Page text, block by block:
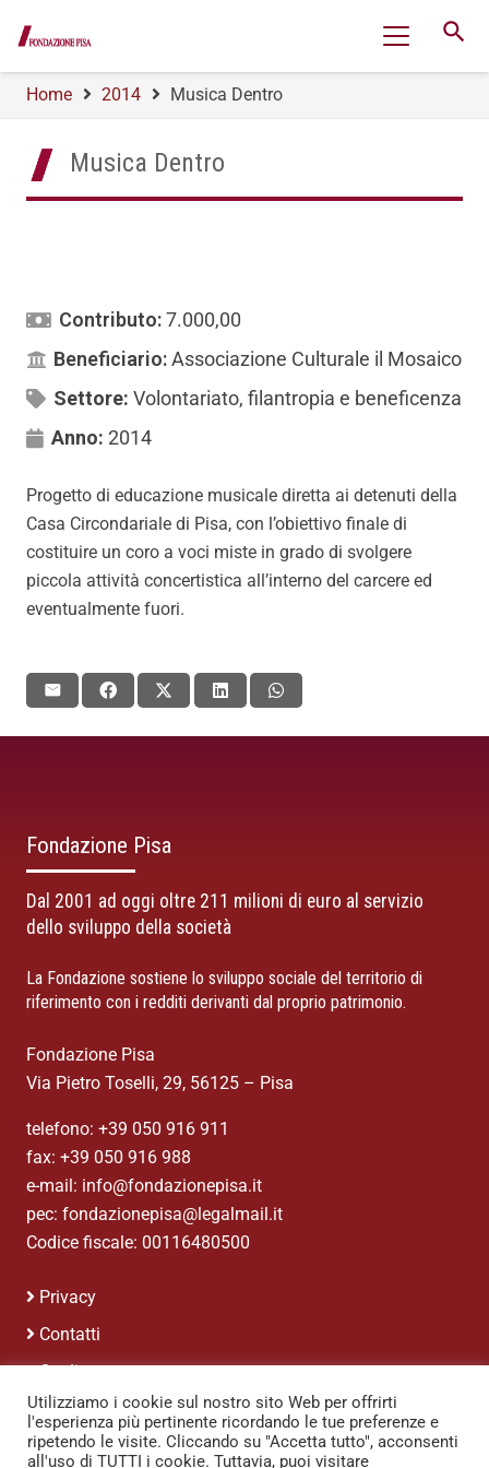
search
Home 2014 Musica Dentro
Musica Dentro
Contributo:7.000,00
Beneficiario:Associazione Culturale il Mosaico
Settore: Volontariato, filantropia e beneficenza
Anno: 2014
Progetto di educazione musicale diretta ai detenuti della
Casa Circondariale di Pisa, con l’obiettivo finale di
costituire un coro a voci miste in grado di svolgere
piccola attività concertistica all’interno del carcere ed
eventualmente fuori.
Fondazione Pisa
Dal 2001 ad oggi oltre 211 milioni di euro al servizio
dello sviluppo della società
La Fondazione sostiene lo sviluppo sociale del territorio di
riferimento con i redditi derivanti dal proprio patrimonio.
Fondazione Pisa
Via Pietro Toselli, 29, 56125 – Pisa
telefono: +39 050 916 911
fax: +39 050 916 988
e-mail: info@fondazionepisa.it
pec: fondazionepisa@legalmail.it
Codice fiscale: 00116480500
Privacy
Contatti
Credits
Utilizziamo i cookie sul nostro sito Web per offrirti
l'esperienza più pertinente ricordando le tue preferenze e
ripetendo le visite. Cliccando su "Accetta tutto", acconsenti
all'uso di TUTTI i cookie. Tuttavia, puoi visitare